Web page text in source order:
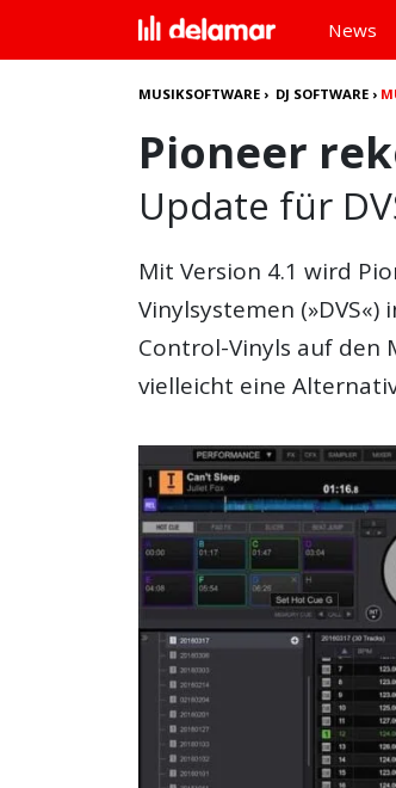
News
MUSIKSOFTWARE › DJ SOFTWARE ›
Pioneer
Update für
Mit Version 4.1 wird
Vinylsystemen
Control-Vinyls auf den
vielleicht eine